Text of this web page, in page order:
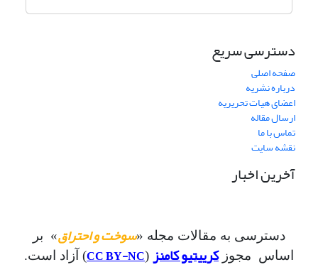
دسترسی سریع
صفحه اصلی
درباره نشریه
اعضای هیات تحریریه
ارسال مقاله
تماس با ما
نقشه سایت
آخرین اخبار
دسترسی به مقالات مجله «سوخت و احتراق» بر
اساس مجوزکرییتیو کامنز (
CC BY-NC) آزاد است.